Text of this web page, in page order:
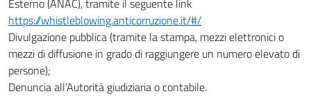
Esterno (ANAC), tramite il seguente link
https://whistleblowing.anticorruzione.it/#/
Divulgazione pubblica (tramite la stampa, mezzi elettronici o
mezzi di diffusione in grado di raggiungere un numero elevato di
persone);
Denuncia all’Autorità giudiziaria o contabile.